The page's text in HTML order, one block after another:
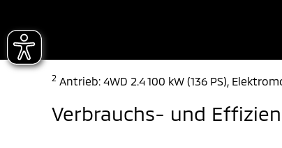
2 Antrieb: 4WD 2.4 100 kW (136 PS),
Verbrauchs- und